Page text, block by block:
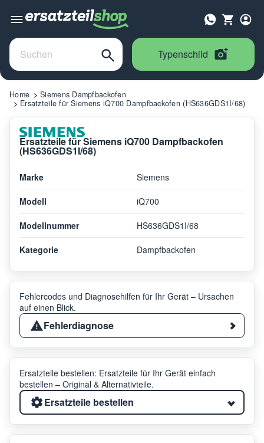
Typenschild
Home
Siemens Dampfbackofen
Ersatzteile für Siemens iQ700 Dampfbackofen (HS636GDS1I/68)
Ersatzteile für Siemens iQ700 Dampfbackofen
(HS636GDS1I/68)
Marke Siemens
Modell iQ700
Modellnummer HS636GDS1I/68
Kategorie Dampfbackofen
Fehlercodes und Diagnosehilfen für Ihr Gerät – Ursachen
auf einen Blick.
Fehlerdiagnose
Ersatzteile bestellen: Ersatzteile für Ihr Gerät einfach
bestellen – Original & Alternativteile.
Ersatzteile bestellen